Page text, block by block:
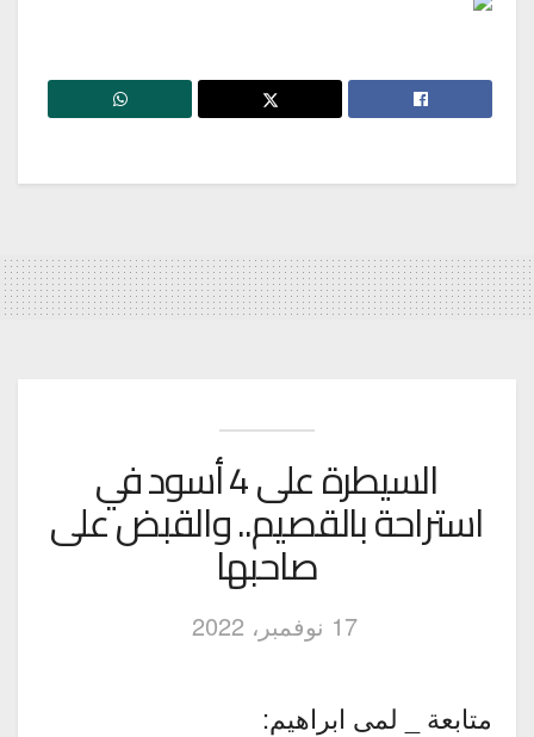
السيطرة على 4 أسود في
استراحة بالقصيم.. والقبض على
صاحبها
17 نوفمبر، 2022
متابعة _ لمى ابراهيم: